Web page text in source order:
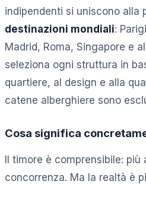
indipendenti si uniscono alla
destinazioni mondiali:
Madrid, Roma, Singapore e
seleziona ogni struttura in
quartiere, al design e alla
catene alberghiere sono
Cosa significa
Il timore è comprensibile: più
concorrenza. Ma la realtà è